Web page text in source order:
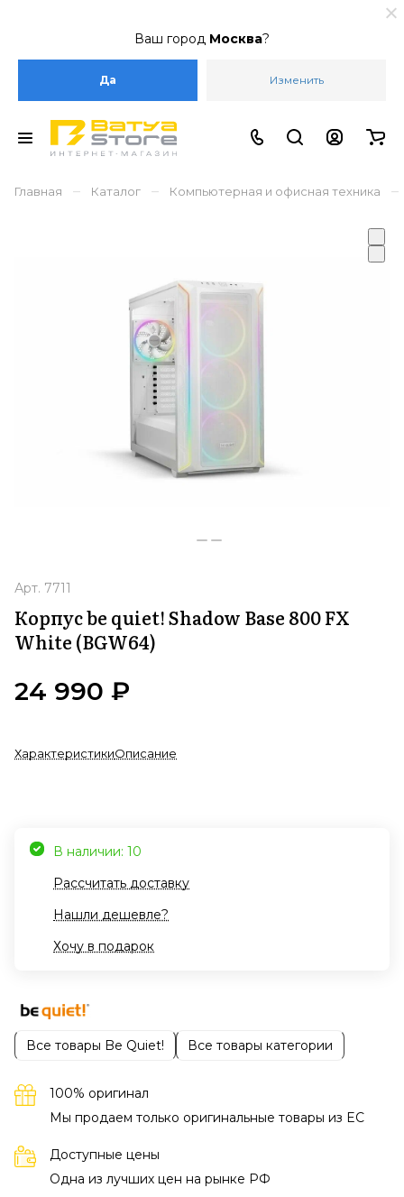
Ваш город Москва?
Да Изменить
Главная – Каталог – Компьютерная и офисная техника –
Арт. 7711
Корпус be quiet! Shadow Base 800 FX
White (BGW64)
24 990 ₽
ХарактеристикиОписание
В наличии: 10
Рассчитать доставку
Нашли дешевле?
Хочу в подарок
Все товары Be Quiet! Все товары категории
100% оригинал
Мы продаем только оригинальные товары из EC
Доступные цены
Одна из лучших цен на рынке РФ